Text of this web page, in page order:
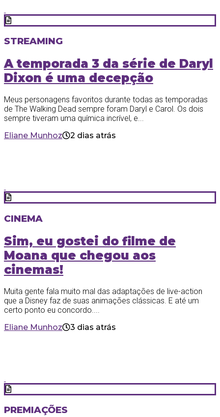
STREAMING
A temporada 3 da série de Daryl
Dixon é uma decepção
Meus personagens favoritos durante todas as temporadas
de The Walking Dead sempre foram Daryl e Carol. Os dois
sempre tiveram uma química incrível, e...
Eliane Munhoz
2 dias atrás
CINEMA
Sim, eu gostei do filme de
Moana que chegou aos
cinemas!
Muita gente fala muito mal das adaptações de live-action
que a Disney faz de suas animações clássicas. E até um
certo ponto eu concordo....
Eliane Munhoz
3 dias atrás
PREMIAÇÕES